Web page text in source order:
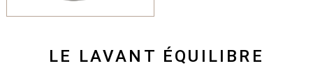
LE LAVANT ÉQUILIBRE